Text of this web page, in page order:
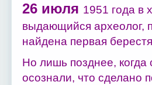
26 июля 1951 года в
выдающийся археолог,
найдена первая
Но лишь позднее,
осознали, что сделано